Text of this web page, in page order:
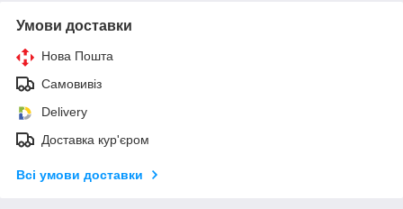
Умови доставки
Нова Пошта
Самовивіз
Delivery
Доставка кур'єром
Всі умови доставки